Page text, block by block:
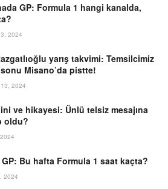
GP: Formula 1 hangi kanalda,
2024
yarış takvimi: Temsilcimiz
Misano’da pistte!
2024
ve hikayesi: Ünlü telsiz mesajına
oldu?
Bu hafta Formula 1 saat kaçta?
2024